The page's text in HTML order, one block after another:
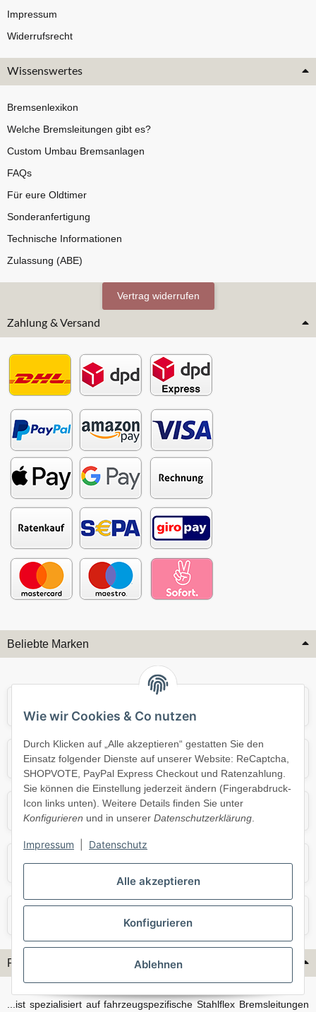
Alle akzeptieren
Konfigurieren
Ablehnen
Wie wir Cookies & Co nutzen
Durch Klicken auf „Alle akzeptieren“ gestatten Sie den
Einsatz folgender Dienste auf unserer Website: ReCaptcha,
SHOPVOTE, PayPal Express Checkout und Ratenzahlung.
Sie können die Einstellung jederzeit ändern (Fingerabdruck-
Icon links unten). Weitere Details finden Sie unter
Konfigurieren und in unserer Datenschutzerklärung.
Impressum Datenschutz
Impressum
Widerrufsrecht
Wissenswertes
Bremsenlexikon
Welche Bremsleitungen gibt es?
Custom Umbau Bremsanlagen
FAQs
Für eure Oldtimer
Sonderanfertigung
Technische Informationen
Zulassung (ABE)
Vertrag widerrufen
Zahlung & Versand
Beliebte Marken
Mercedes Mini
Opel Porsche
Skoda Smart
Flex-Hydraulik...
...ist spezialisiert auf fahrzeugspezifische Stahlflex Bremsleitungen